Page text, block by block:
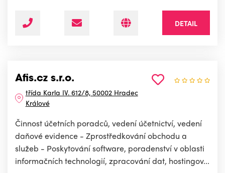
DETAIL
Afis.cz s.r.o.
třída Karla IV. 612/8, 50002 Hradec
Králové
Činnost účetních poradců, vedení účetnictví, vedení
daňové evidence - Zprostředkování obchodu a
služeb - Poskytování software, poradenství v oblasti
informačních technologií, zpracování dat, hostingov...